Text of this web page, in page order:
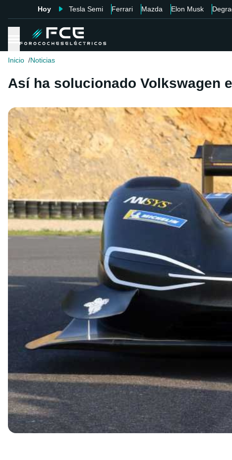
Hoy Tesla Semi Ferrari Mazda Elon Musk
Inicio Noticias
Así ha solucionado Volkswagen